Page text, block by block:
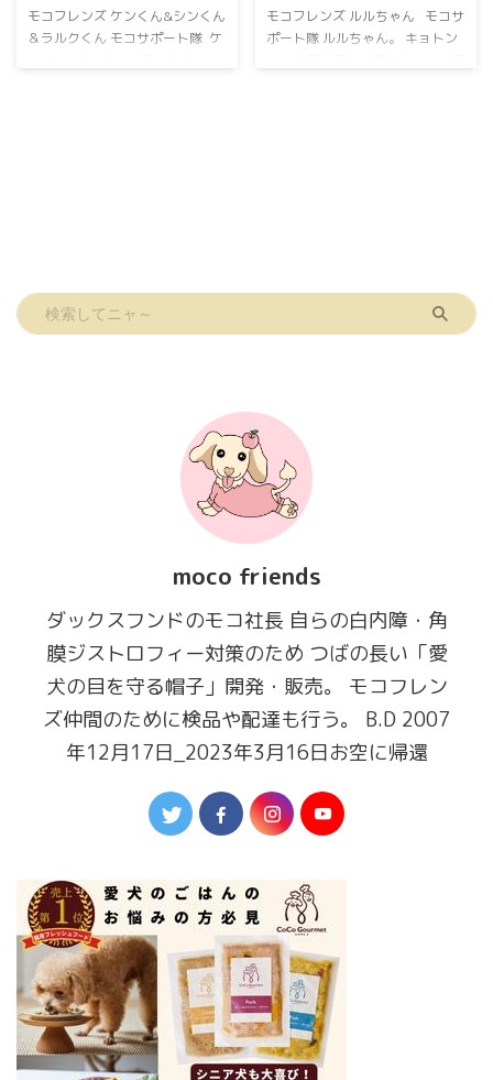
モコフレンズ ケンくん&シンくん
＆ラルクくん モコサポート隊 ケ
モコフレンズ ルルちゃん モコサ
ポート隊 ルルちゃん。 キョトン
moco friends
ダックスフンドのモコ社長 自らの白内障・角
膜ジストロフィー対策のため つばの長い「愛
犬の目を守る帽子」開発・販売。 モコフレン
ズ仲間のために検品や配達も行う。 B.D 2007
年12月17日_2023年3月16日お空に帰還